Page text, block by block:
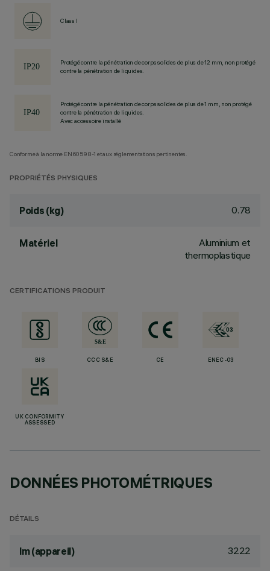
Class I
Protégé contre la pénétration de corps solides de plus de 12 mm, non protégé
contre la pénétration de liquides.
Protégé contre la pénétration de corps solides de plus de 1 mm, non protégé
contre la pénétration de liquides.
Avec accessoire installé
Conforme à la norme EN60598-1 et aux réglementations pertinentes.
PROPRIÉTÉS PHYSIQUES
Poids (kg) 0.78
Matériel
Aluminium et
thermoplastique
CERTIFICATIONS PRODUIT
BIS CCC S&E CE ENEC-03
UK CONFORMITY
ASSESSED
DONNÉES PHOTOMÉTRIQUES
DÉTAILS
lm (appareil) 3222